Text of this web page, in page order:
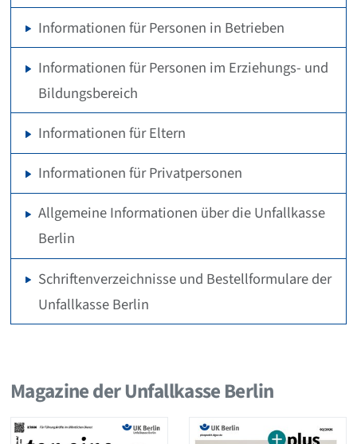
Informationen für Personen in Betrieben
Informationen für Personen im Erziehungs- und
Bildungsbereich
Informationen für Eltern
Informationen für Privatpersonen
Allgemeine Informationen über die Unfallkasse
Berlin
Schriftenverzeichnisse und Bestellformulare der
Unfallkasse Berlin
Magazine der Unfallkasse Berlin